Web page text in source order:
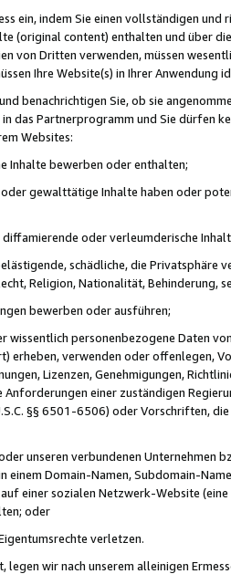
ein, indem Sie einen vollständigen
(original content) enthalten und über
von Dritten verwenden, müssen
Ihre Website(s) in Ihrer Anwendung
benachrichtigen Sie, ob sie
das Partnerprogramm und Sie dürfen
Websites:
Inhalte bewerben oder enthalten;
gewalttätige Inhalte haben oder
oder verleumderische
schädliche, die Privatsphäre
Religion, Nationalität, Behinderung,
bewerben oder ausführen;
wissentlich personenbezogene Daten
erheben, verwenden oder offenlegen,
Lizenzen, Genehmigungen,
Anforderungen einer zuständigen
§§ 6501-6506) oder Vorschriften,
unseren verbundenen Unternehmen
einem Domain-Namen, Subdomain-
einer sozialen Netzwerk-Website
oder
verletzen.
legen wir nach unserem alleinigen